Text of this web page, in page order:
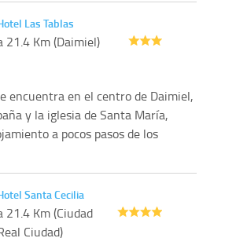
Las Tablas
21.4 Km (Daimiel)
encuentra en el centro de Daimiel,
y la iglesia de Santa María,
a pocos pasos de los
Santa Cecilia
21.4 Km (Ciudad
Ciudad)